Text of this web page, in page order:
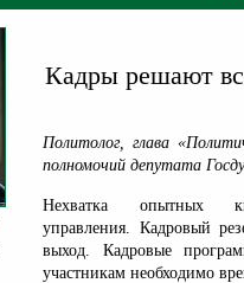
Кадры решают
Политолог, глава
полномочий депутата
Нехватка опытных
управления. Кадровый
выход. Кадровые
участникам необходимо